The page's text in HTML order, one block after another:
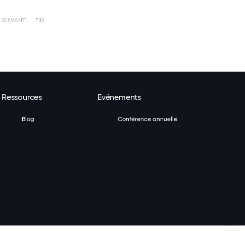
SUIVANT FIN
Ressources
Blog
Evénements
Conférence annuelle